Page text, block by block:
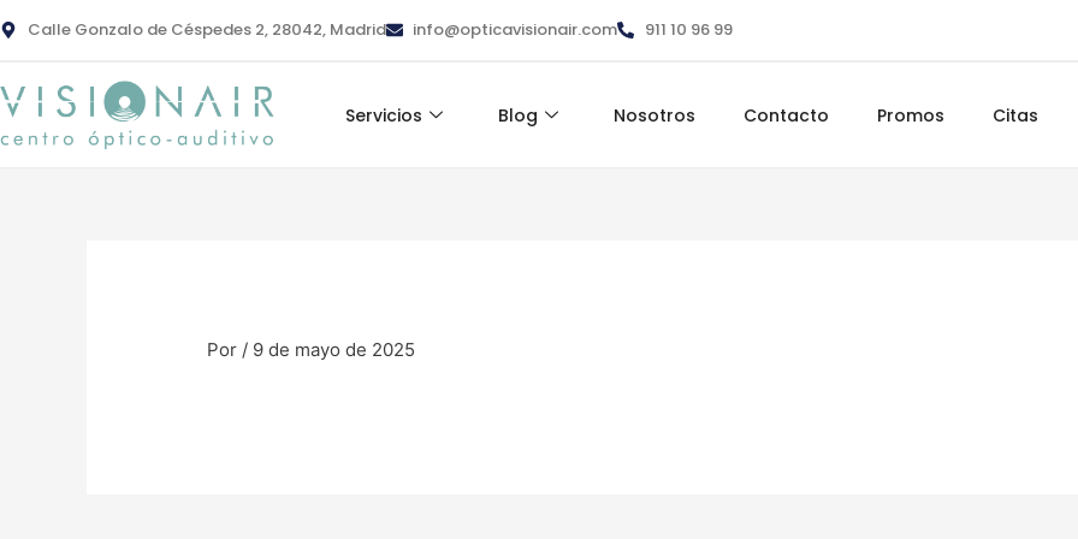
al
Calle Gonzalo de Céspedes 2, 28042, Madrid info@opticavisionair.com 911 10 96 99
Servicios Blog Nosotros Contacto Promos Citas
Por / 9 de mayo de 2025